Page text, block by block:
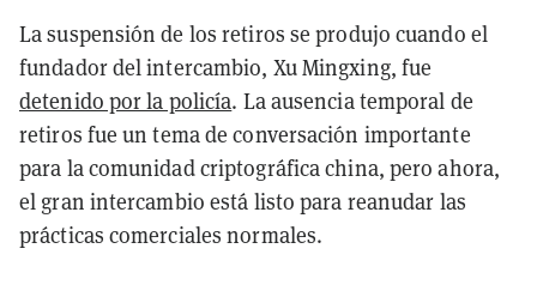
La suspensión de los retiros se produjo cuando el
fundador del intercambio, Xu Mingxing, fue
detenido por la policía. La ausencia temporal de
retiros fue un tema de conversación importante
para la comunidad criptográfica china, pero ahora,
el gran intercambio está listo para reanudar las
prácticas comerciales normales.